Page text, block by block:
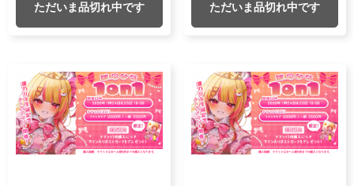
ただいま品切れ中です ただいま品切れ中です